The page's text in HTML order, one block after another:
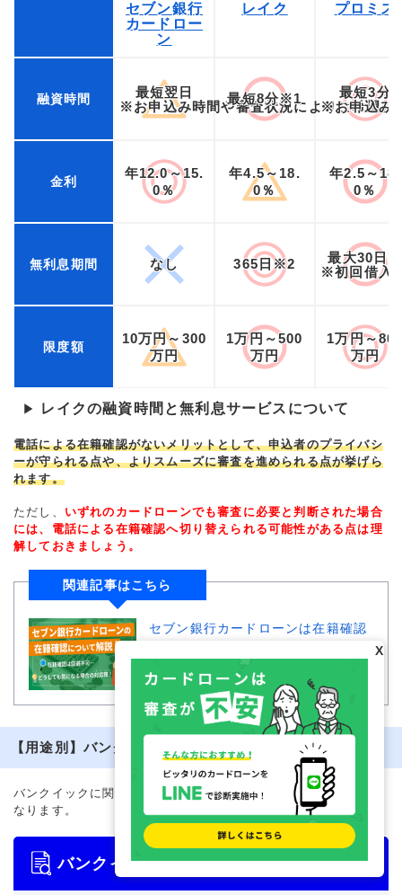
セブン銀行
カードロー
ン
レイク プロミス
融資時間 最短翌日
※お申込み時間や審査状況によりご希望に
最短8分※1 最短3分
※お申込み
金利
年12.0～15.
0％
年4.5～18.
0％
年2.5～18.
0％
無利息期間 なし 365日※2 最大30日間
※初回借入
限度額
10万円～300
万円
1万円～500
万円
1万円～
万円
▶ レイクの融資時間と無利息サービスについて
電話による在籍確認がないメリットとして、申込者のプライバシ
ーが守られる点や、よりスムーズに審査を進められる点が挙げら
れます。
ただし、 いずれのカードローンでも審査に必要と判断された場合
には、電話による在籍確認へ切り替えられる可能性がある点は理
解しておきましょう。
関連記事はこちら
セブン銀行カードローンは在籍確認
意点を解説
【用途別】バンクイックの問い合わせ先
バンクイックに関する問い合わせ先は、手続きの目的によって異
なります。
バンクイックの問い合わせ先
X